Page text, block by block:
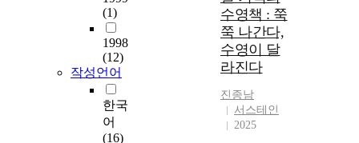
(1)
1998
(12)
작성언어
한국
어
(16)
수영책 : 쭉
쭉 나간다,
수영이 달
라진다
진종남
서스테인
2025